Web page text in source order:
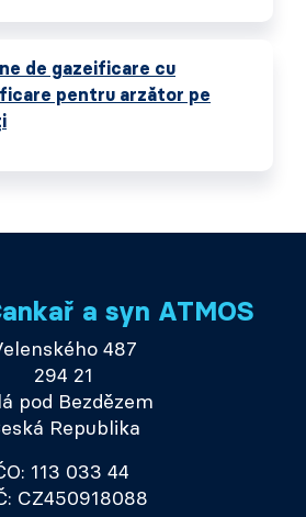
de gazeificare cu
pentru arzător pe
a syn ATMOS
487
294 21
pod Bezdězem
Republika
113 033 44
CZ450918088